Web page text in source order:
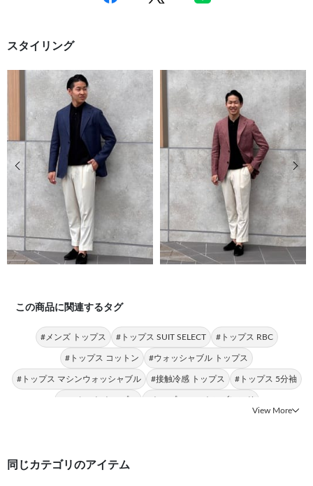
スタイリング
前の画像 次の
この商品に関連するタグ
#メンズ トップス #トップス SUIT SELECT #トップス RBC
#トップス コットン #ウォッシャブル トップス
#トップス マシンウォッシャブル #接触冷感 トップス #トップス 5分袖
View More
同じカテゴリのアイテム